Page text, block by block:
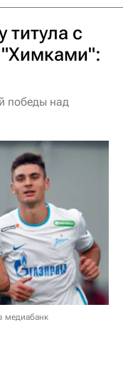
титула с
"Химками":
победы над
медиабанк